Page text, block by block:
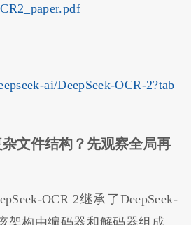
ai/DeepSeek-OCR-2?tab
文件结构？先观察全局再
OCR 2继承了DeepSeek-
架构由编码器和解码器组成。